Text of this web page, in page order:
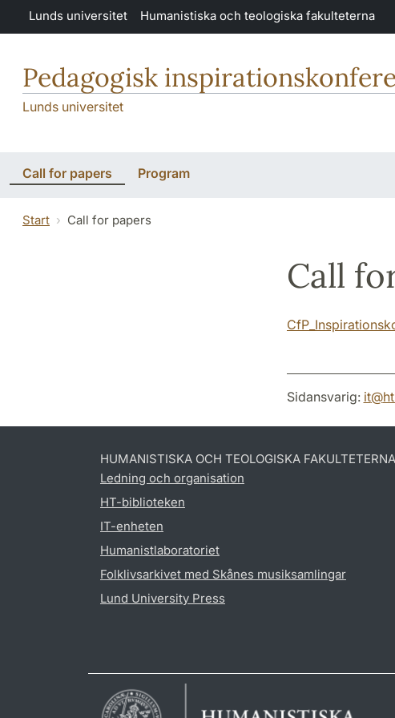
Hoppa till huvudinnehåll
Lunds universitet Humanistiska och teologiska fakulteterna
Pedagogisk
Lunds universitet
Call for papers Program
Start Call for papers
Call
Sidansvarig: it@
HUMANISTISKA OCH TEOLOGISKA FAKULTETERNA
Ledning och organisation
HT-biblioteken
IT-enheten
Humanistlaboratoriet
Folklivsarkivet med Skånes musiksamlingar
Lund University Press